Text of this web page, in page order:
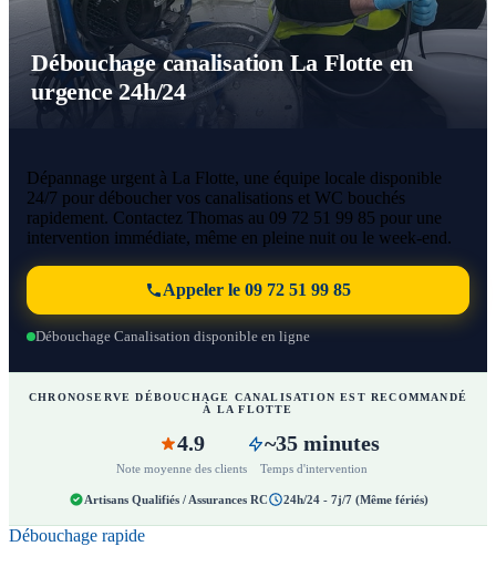
Débouchage canalisation La Flotte en
urgence 24h/24
Dépannage urgent à La Flotte, une équipe locale disponible
24/7 pour déboucher vos canalisations et WC bouchés
rapidement. Contactez Thomas au 09 72 51 99 85 pour une
intervention immédiate, même en pleine nuit ou le week-end.
Appeler le 09 72 51 99 85
Débouchage Canalisation disponible en ligne
CHRONOSERVE DÉBOUCHAGE CANALISATION EST RECOMMANDÉ
À LA FLOTTE
4.9
Note moyenne des clients
~35 minutes
Temps d'intervention
Artisans Qualifiés / Assurances RC 24h/24 - 7j/7 (Même fériés)
Débouchage rapide